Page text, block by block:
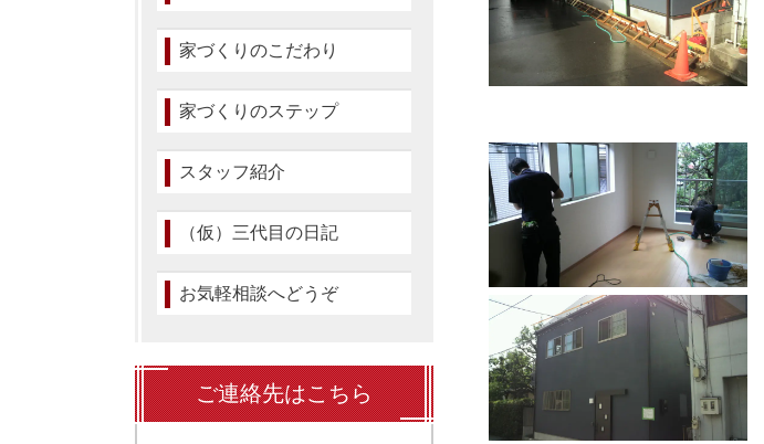
家づくりのこだわり
家づくりのステップ
スタッフ紹介
（仮）三代目の日記
お気軽相談へどうぞ
ご連絡先はこちら